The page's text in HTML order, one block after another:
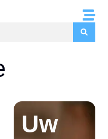
Lijmen, kitten & PUR
Uw